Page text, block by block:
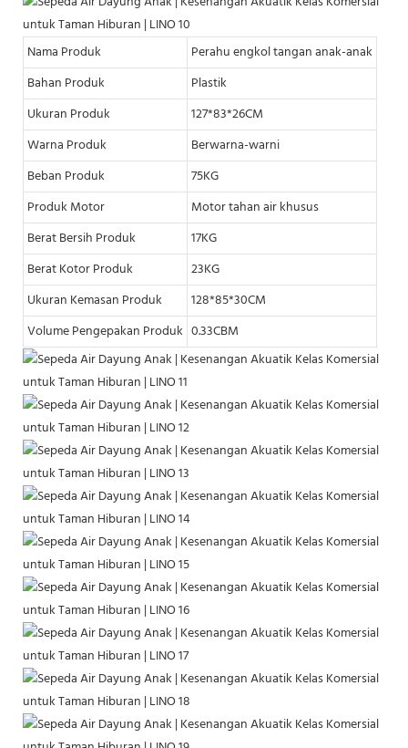
Nama Produk
Perahu engkol tangan anak-anak
Bahan Produk
Plastik
Ukuran Produk
127*83*26CM
Warna Produk
Berwarna-warni
Beban Produk
75KG
Produk Motor
Motor tahan air khusus
Berat Bersih Produk
17KG
Berat Kotor Produk
23KG
Ukuran Kemasan Produk
128*85*30CM
Volume Pengepakan Produk 0.33CBM